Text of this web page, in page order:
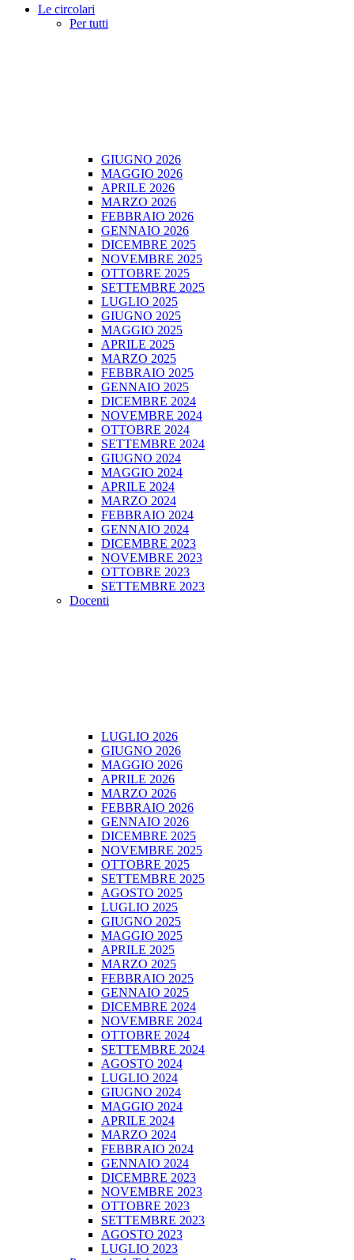
Le circolari
Per tutti
GIUGNO 2026
MAGGIO 2026
APRILE 2026
MARZO 2026
FEBBRAIO 2026
GENNAIO 2026
DICEMBRE 2025
NOVEMBRE 2025
OTTOBRE 2025
SETTEMBRE 2025
LUGLIO 2025
GIUGNO 2025
MAGGIO 2025
APRILE 2025
MARZO 2025
FEBBRAIO 2025
GENNAIO 2025
DICEMBRE 2024
NOVEMBRE 2024
OTTOBRE 2024
SETTEMBRE 2024
GIUGNO 2024
MAGGIO 2024
APRILE 2024
MARZO 2024
FEBBRAIO 2024
GENNAIO 2024
DICEMBRE 2023
NOVEMBRE 2023
OTTOBRE 2023
SETTEMBRE 2023
Docenti
LUGLIO 2026
GIUGNO 2026
MAGGIO 2026
APRILE 2026
MARZO 2026
FEBBRAIO 2026
GENNAIO 2026
DICEMBRE 2025
NOVEMBRE 2025
OTTOBRE 2025
SETTEMBRE 2025
AGOSTO 2025
LUGLIO 2025
GIUGNO 2025
MAGGIO 2025
APRILE 2025
MARZO 2025
FEBBRAIO 2025
GENNAIO 2025
DICEMBRE 2024
NOVEMBRE 2024
OTTOBRE 2024
SETTEMBRE 2024
AGOSTO 2024
LUGLIO 2024
GIUGNO 2024
MAGGIO 2024
APRILE 2024
MARZO 2024
FEBBRAIO 2024
GENNAIO 2024
DICEMBRE 2023
NOVEMBRE 2023
OTTOBRE 2023
SETTEMBRE 2023
AGOSTO 2023
LUGLIO 2023